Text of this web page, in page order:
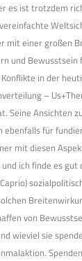
es ist trotzdem
mit einer großen
und Bewusstsein
in der
–
Seine Ansichten
ebenfalls für
mit diesen
ich finde es gut
von
wieviel sie